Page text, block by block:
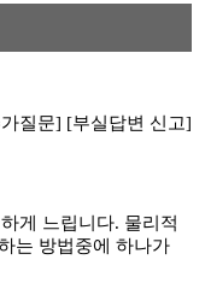
질문] [부실답변 신고]
게 느립니다. 물리적
는 방법중에 하나가